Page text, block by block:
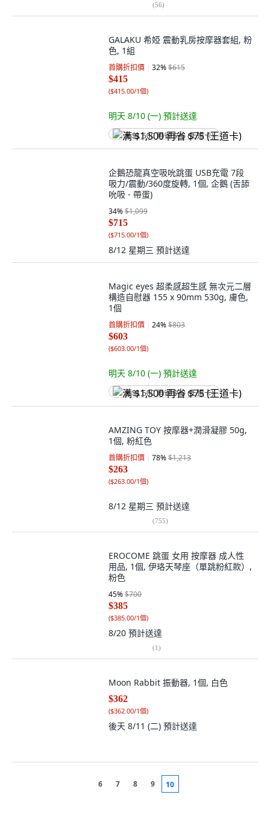
(56)
GALAKU 希婭 震動乳房按摩器套組, 粉
色, 1組
首購折扣價 32%$615
$415
($415.00/1個)
明天 8/10 (一) 預計送達
满 $1,500 再省 $75 (王道卡)
企鵝恐龍真空吸吮跳蛋 USB充電 7段
吸力/震動/360度旋轉, 1個, 企鵝 (舌舔
吮吸 - 帶蛋)
34%$1,099
$715
($715.00/1個)
8/12 星期三 預計送達
Magic eyes 超柔感超生感 無次元二層
構造自慰器 155 x 90mm 530g, 膚色,
1個
首購折扣價 24%$803
$603
($603.00/1個)
明天 8/10 (一) 預計送達
满 $1,500 再省 $75 (王道卡)
AMZING TOY 按摩器+潤滑凝膠 50g,
1個, 粉紅色
首購折扣價 78%$1,213
$263
($263.00/1個)
8/12 星期三 預計送達
(755)
EROCOME 跳蛋 女用 按摩器 成人性
用品, 1個, 伊珞天琴座（單跳粉紅款）,
粉色
45%$700
$385
($385.00/1個)
8/20 預計送達
(1)
Moon Rabbit 振動器, 1個, 白色
$362
($362.00/1個)
後天 8/11 (二) 預計送達
6 7 8 9 10